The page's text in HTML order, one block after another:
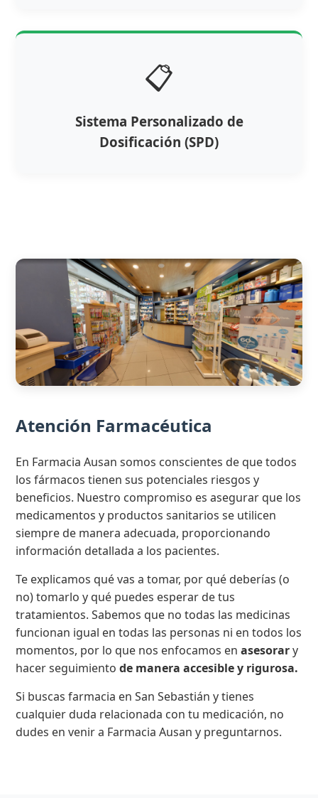
📋
Sistema Personalizado de
Dosificación (SPD)
Atención Farmacéutica
En Farmacia Ausan somos conscientes de que todos
los fármacos tienen sus potenciales riesgos y
beneficios. Nuestro compromiso es asegurar que los
medicamentos y productos sanitarios se utilicen
siempre de manera adecuada, proporcionando
información detallada a los pacientes.
Te explicamos qué vas a tomar, por qué deberías (o
no) tomarlo y qué puedes esperar de tus
tratamientos. Sabemos que no todas las medicinas
funcionan igual en todas las personas ni en todos los
momentos, por lo que nos enfocamos enasesorary
hacer seguimientode manera accesible y rigurosa.
Si buscas farmacia en San Sebastián y tienes
cualquier duda relacionada con tu medicación, no
dudes en venir a Farmacia Ausan y preguntarnos.